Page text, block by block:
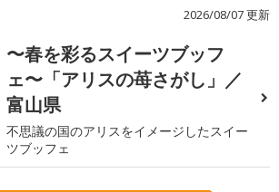
2026/08/07 更新
〜春を彩るスイーツブッフ
ェ〜「アリスの苺さがし」／
富山県
不思議の国のアリスをイメージしたスイー
ツブッフェ